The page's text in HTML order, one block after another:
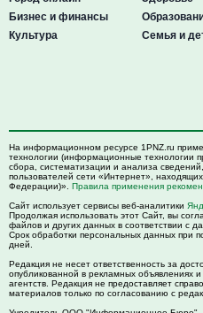
Бизнес и финансы
Культура
Семья и
На информационном ресурсе 1PNZ.ru
технологии (информационные технологии
сбора, систематизации и анализа
пользователей сети «Интернет»,
Федерации)». Правила применения
Сайт использует сервисы веб-аналитики
Продолжая использовать этот Сайт, вы
файлов и других данных в соответствии с
Срок обработки персональных данных при
дней.
Редакция не несет ответственность за
опубликованной в рекламных объявлениях
агентств. Редакция не предоставляет
материалов только по согласованию с